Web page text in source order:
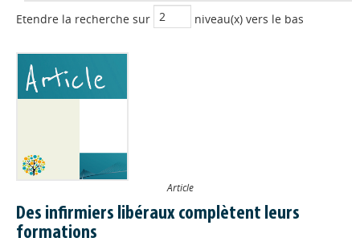
Etendre la recherche sur niveau(x) vers le bas
Article
Des infirmiers libéraux complètent leurs
formations